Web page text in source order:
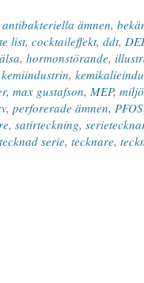
antibakteriella ämnen,
list, cocktaileffekt, ddt,
, hormonstörande,
kemiindustrin,
, max gustafson, MEP, miljö
, perforerade ämnen, PFOS
, satirteckning,
tecknad serie, tecknare,